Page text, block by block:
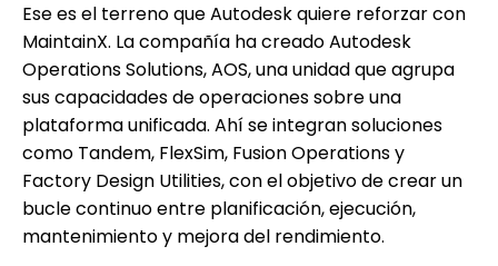
Ese es el terreno que Autodesk quiere reforzar con
MaintainX. La compañía ha creado Autodesk
Operations Solutions, AOS, una unidad que agrupa
sus capacidades de operaciones sobre una
plataforma unificada. Ahí se integran soluciones
como Tandem, FlexSim, Fusion Operations y
Factory Design Utilities, con el objetivo de crear un
bucle continuo entre planificación, ejecución,
mantenimiento y mejora del rendimiento.